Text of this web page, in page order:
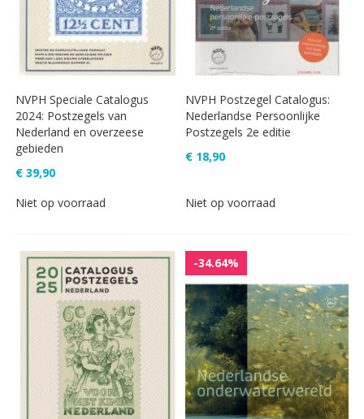
NVPH Speciale Catalogus
2024: Postzegels van
Nederland en overzeese
gebieden
€ 39,90
Niet op voorraad
NVPH Postzegel Catalogus:
Nederlandse Persoonlijke
Postzegels 2e editie
€ 18,90
Niet op voorraad
-34.64%